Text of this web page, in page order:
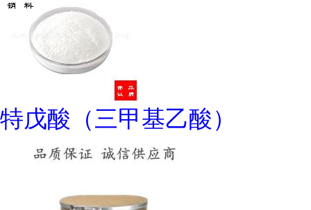
特戊酸（三甲基乙酸）